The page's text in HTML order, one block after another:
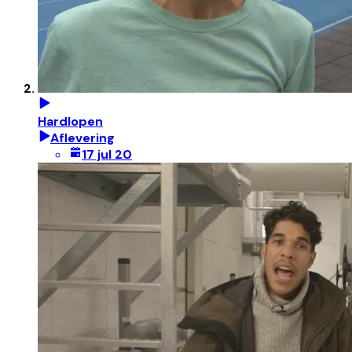
Hardlopen
Aflevering
17 jul 20